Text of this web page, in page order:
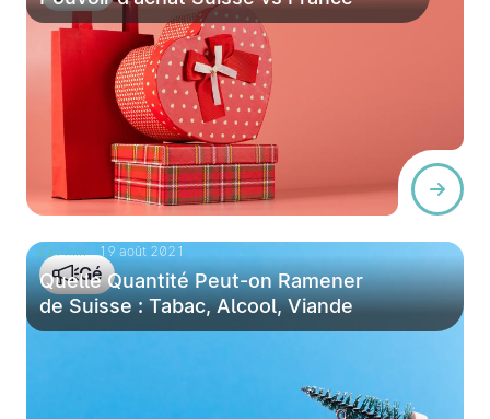
Gé
4 min 19 août 2021
Quelle Quantité Peut-on Ramener
de Suisse : Tabac, Alcool, Viande